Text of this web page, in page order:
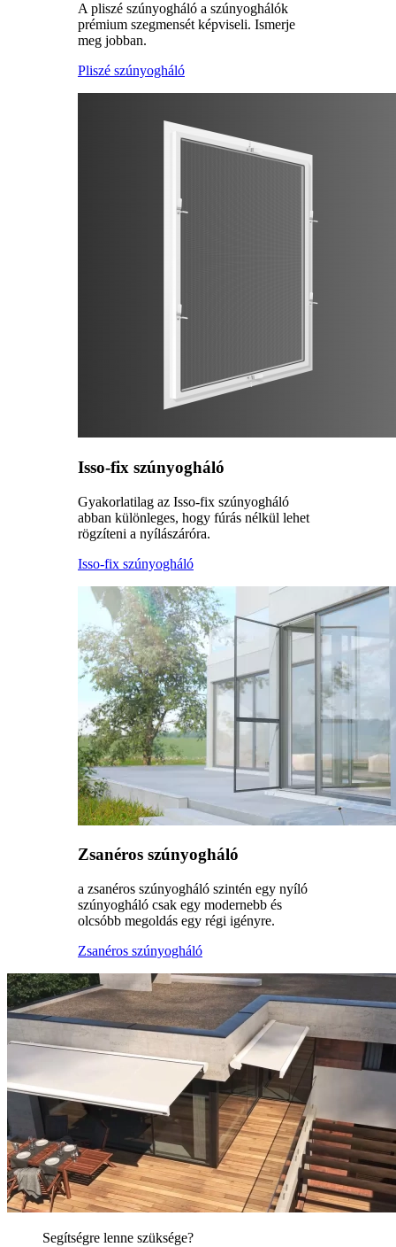
A pliszé szúnyogháló a szúnyoghálók
prémium szegmensét képviseli. Ismerje
meg jobban.
Pliszé szúnyogháló
Isso-fix szúnyogháló
Gyakorlatilag az Isso-fix szúnyogháló
abban különleges, hogy fúrás nélkül lehet
rögzíteni a nyílászáróra.
Isso-fix szúnyogháló
Zsanéros szúnyogháló
a zsanéros szúnyogháló szintén egy nyíló
szúnyogháló csak egy modernebb és
olcsóbb megoldás egy régi igényre.
Zsanéros szúnyogháló
Segítségre lenne szüksége?